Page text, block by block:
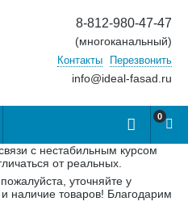
8-812-980-47-47
(многоканальный)
Контакты Перезвонить
info@ideal-fasad.ru
0
с нестабильным курсом
от реальных.
уточняйте у
наличие товаров! Благодарим